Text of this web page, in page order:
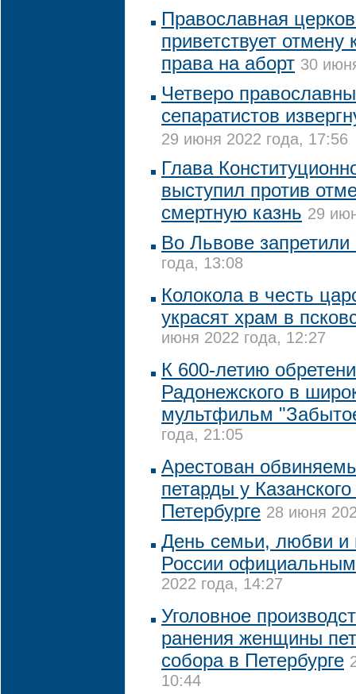
Православная
приветствует отмену
права на аборт 30
Четверо
сепаратистов
29 июня 2022 года, 17:56
Глава
выступил против
смертную казнь 29
Во Львове
года, 13:08
Колокола в честь
украсят храм в
июня 2022 года, 12:27
К 600-летию
Радонежского в
мультфильм
года, 21:05
Арестован
петарды у
Петербурге 28 июня
День семьи, любви и
России
2022 года, 14:27
Уголовное
ранения женщины
собора в Петербурге
10:44